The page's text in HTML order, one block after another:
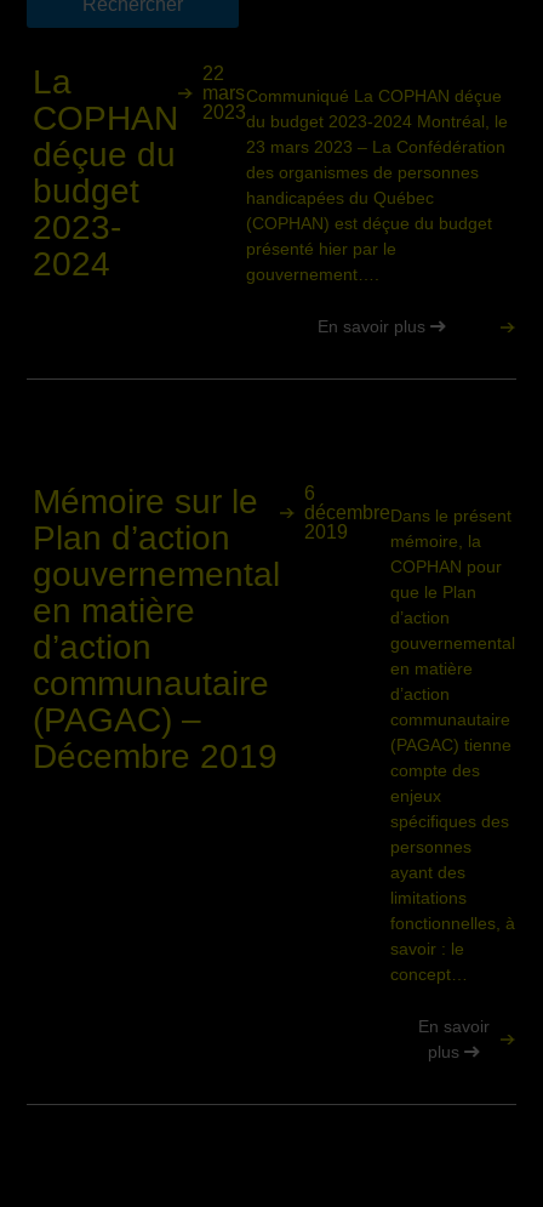
La
COPHAN
déçue du
budget
2023-
2024
22
mars
2023
Communiqué La COPHAN déçue
du budget 2023-2024 Montréal, le
23 mars 2023 – La Confédération
des organismes de personnes
handicapées du Québec
(COPHAN) est déçue du budget
présenté hier par le
gouvernement….
En savoir plus
Mémoire sur le
Plan d’action
gouvernemental
en matière
d’action
communautaire
(PAGAC) –
Décembre 2019
6
décembre
2019
Dans le présent
mémoire, la
COPHAN pour
que le Plan
d’action
gouvernemental
en matière
d’action
communautaire
(PAGAC) tienne
compte des
enjeux
spécifiques des
personnes
ayant des
limitations
fonctionnelles, à
savoir : le
concept…
En savoir
plus